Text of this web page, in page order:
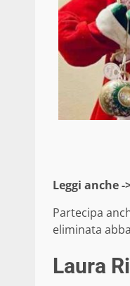
Leggi anche -
Partecipa
eliminata
Laura